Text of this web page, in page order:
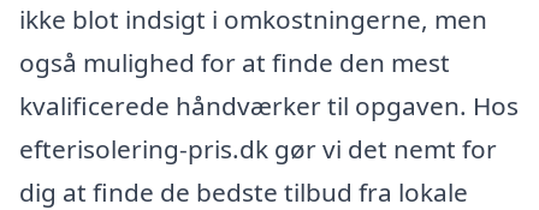
ikke blot indsigt i omkostningerne, men
også mulighed for at finde den mest
kvalificerede håndværker til opgaven. Hos
efterisolering-pris.dk gør vi det nemt for
dig at finde de bedste tilbud fra lokale